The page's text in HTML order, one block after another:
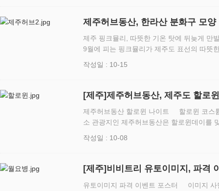
제주허브동산, 한라산 분화구 모
제주 핑크뮬리, 따뜻한 기온 탓에 뒤늦게
9월에 피는 핑크뮬리가 제주도 표선의 따뜻
산…
작성일 : 10-15
[제주]제주허브동산, 제주도 할로
제주허브동산 할로윈 나이트 할로윈 코스튬 시 무료
소 관광지인 제주허브동산은 할로윈데이를
한 이벤트를 진행한다. 이 기간 중 할로윈 코스튬이나 분장을 미리 하고 오는 입장
객은 무료로 …
작성일 : 10-08
[제주]비비트리 유토이미지, 파격
유토이미지 파격 이벤트 포스터 이미지 사